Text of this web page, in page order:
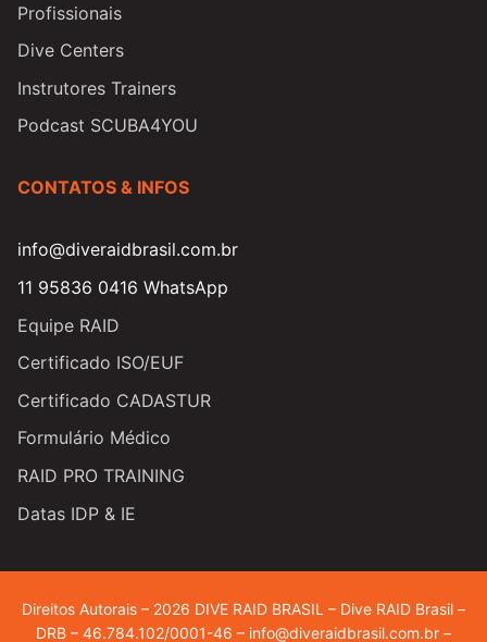
Profissionais
Dive Centers
Instrutores Trainers
Podcast SCUBA4YOU
CONTATOS & INFOS
info@diveraidbrasil.com.br
11 95836 0416 WhatsApp
Equipe RAID
Certificado ISO/EUF
Certificado CADASTUR
Formulário Médico
RAID PRO TRAINING
Datas IDP & IE
Direitos Autorais – 2026 DIVE RAID BRASIL – Dive RAID Brasil –
DRB – 46.784.102/0001-46 – info@diveraidbrasil.com.br –